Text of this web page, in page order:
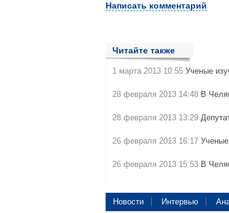
Написать комментарий
Читайте также
1 марта 2013 10:55 Ученые
28 февраля 2013 14:48 В
28 февраля 2013 13:29
26 февраля 2013 16:17
26 февраля 2013 15:53 В
Новости Интервью